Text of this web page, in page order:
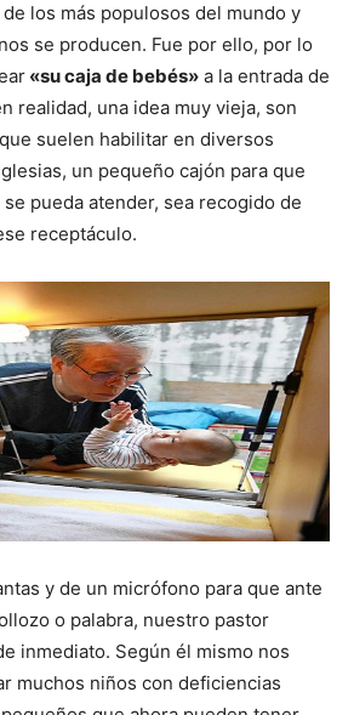
los más populosos del mundo y
se producen. Fue por ello, por lo
«su caja de bebés» a la entrada de
realidad, una idea muy vieja, son
suelen habilitar en diversos
un pequeño cajón para que
pueda atender, sea recogido de
receptáculo.
y de un micrófono para que ante
o palabra, nuestro pastor
inmediato. Según él mismo nos
muchos niños con deficiencias